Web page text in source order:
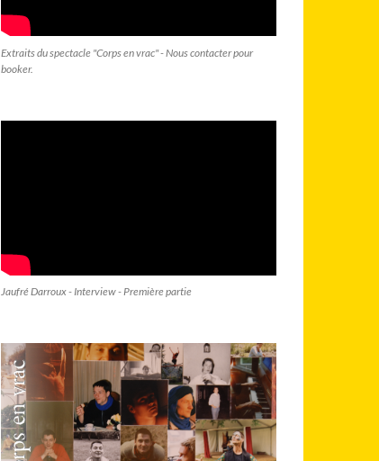
Extraits du spectacle "Corps en vrac" - Nous contacter pour
booker.
Jaufré Darroux - Interview - Première partie